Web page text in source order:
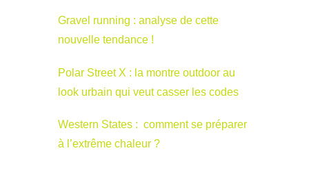
Gravel running : analyse de cette
nouvelle tendance !
Polar Street X : la montre outdoor au
look urbain qui veut casser les codes
Western States : comment se préparer
à l’extrême chaleur ?